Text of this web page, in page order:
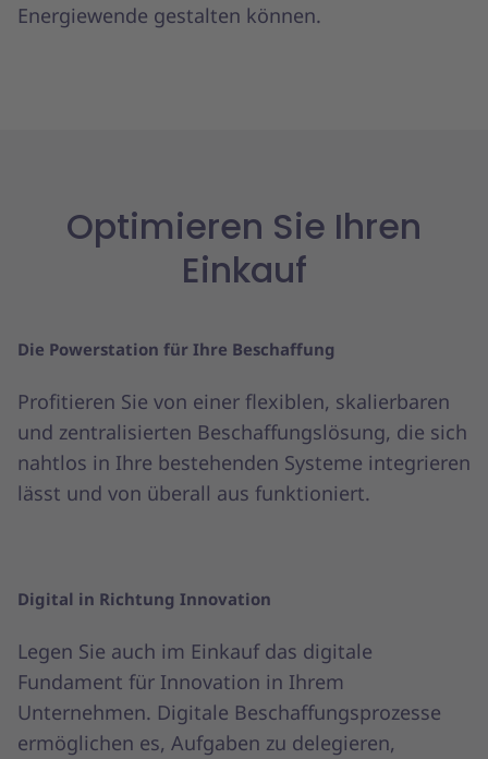
Energiewende gestalten können.
Optimieren Sie Ihren
Einkauf
Die Powerstation für Ihre Beschaffung
Profitieren Sie von einer flexiblen, skalierbaren
und zentralisierten Beschaffungslösung, die sich
nahtlos in Ihre bestehenden Systeme integrieren
lässt und von überall aus funktioniert.
Digital in Richtung Innovation
Legen Sie auch im Einkauf das digitale
Fundament für Innovation in Ihrem
Unternehmen. Digitale Beschaffungsprozesse
ermöglichen es, Aufgaben zu delegieren,